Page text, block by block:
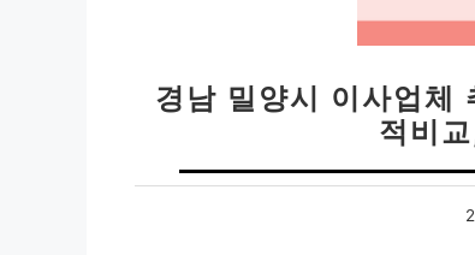
경남 밀양시 이사업체
적비